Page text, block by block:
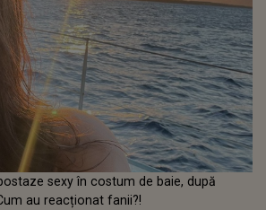
sexy în costum de baie, după
au reacționat fanii?!